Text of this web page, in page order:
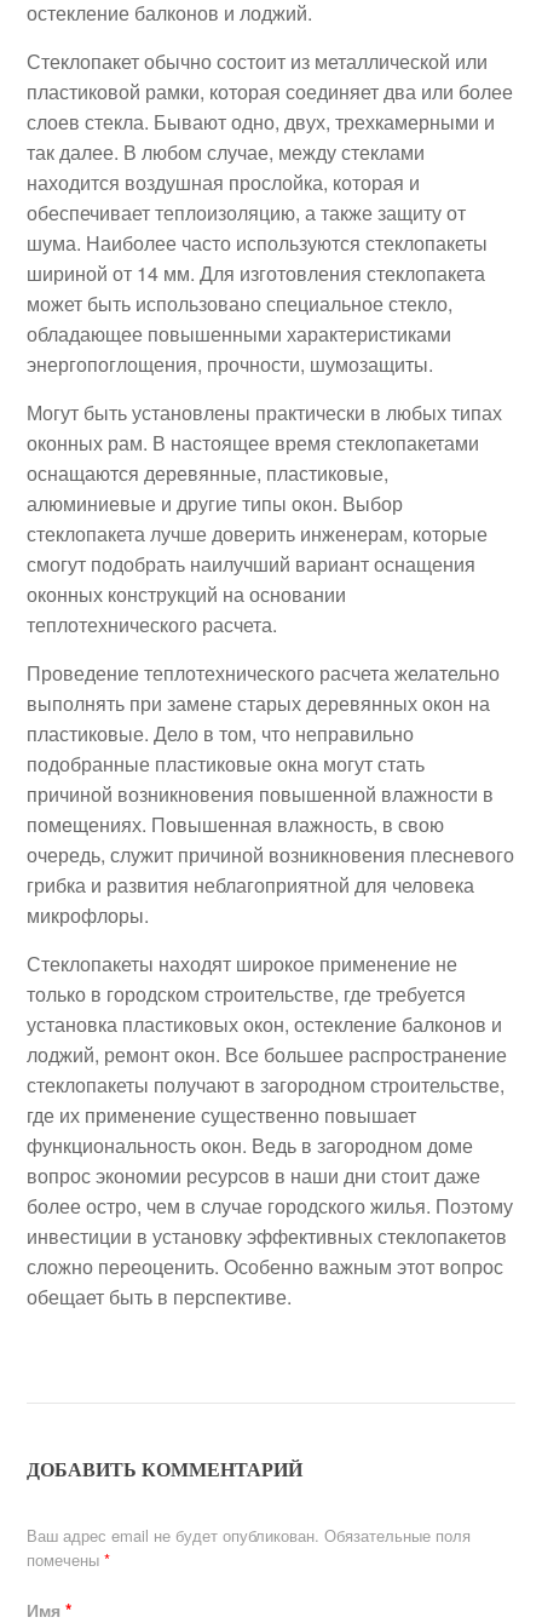
остекление балконов и лоджий.
Стеклопакет обычно состоит из металлической или
пластиковой рамки, которая соединяет два или более
слоев стекла. Бывают одно, двух, трехкамерными и
так далее. В любом случае, между стеклами
находится воздушная прослойка, которая и
обеспечивает теплоизоляцию, а также защиту от
шума. Наиболее часто используются стеклопакеты
шириной от 14 мм. Для изготовления стеклопакета
может быть использовано специальное стекло,
обладающее повышенными характеристиками
энергопоглощения, прочности, шумозащиты.
Могут быть установлены практически в любых типах
оконных рам. В настоящее время стеклопакетами
оснащаются деревянные, пластиковые,
алюминиевые и другие типы окон. Выбор
стеклопакета лучше доверить инженерам, которые
смогут подобрать наилучший вариант оснащения
оконных конструкций на основании
теплотехнического расчета.
Проведение теплотехнического расчета желательно
выполнять при замене старых деревянных окон на
пластиковые. Дело в том, что неправильно
подобранные пластиковые окна могут стать
причиной возникновения повышенной влажности в
помещениях. Повышенная влажность, в свою
очередь, служит причиной возникновения плесневого
грибка и развития неблагоприятной для человека
микрофлоры.
Стеклопакеты находят широкое применение не
только в городском строительстве, где требуется
установка пластиковых окон, остекление балконов и
лоджий, ремонт окон. Все большее распространение
стеклопакеты получают в загородном строительстве,
где их применение существенно повышает
функциональность окон. Ведь в загородном доме
вопрос экономии ресурсов в наши дни стоит даже
более остро, чем в случае городского жилья. Поэтому
инвестиции в установку эффективных стеклопакетов
сложно переоценить. Особенно важным этот вопрос
обещает быть в перспективе.
ДОБАВИТЬ КОММЕНТАРИЙ
Ваш адрес email не будет опубликован. Обязательные поля
помечены*
Имя*